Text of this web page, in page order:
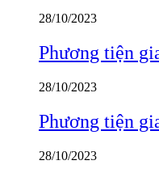
28/10/2023
Phương tiện
28/10/2023
Phương tiện
28/10/2023